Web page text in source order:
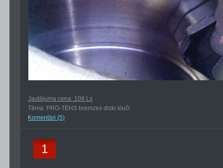
Jautājuma cena: 108 Ls
Tēma: PRO-TEHS bremzes diski kluči
Komentāri (5)
1